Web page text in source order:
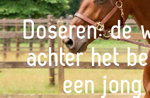
Doseren: de
achter het
een jong